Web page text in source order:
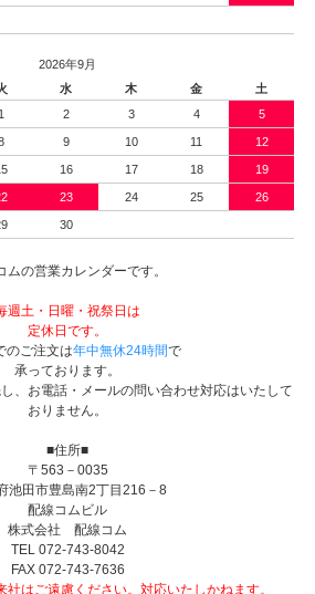
2026年9月
水 木 金
土
1
2 3 4 5
9 10 11 12
16 17 18 19
23 24 25 26
30
ムの営業カレンダーです。
週土・日曜・祝祭日は
定休日です。
のご注文は年中無休24時間で
承っております。
、お電話・メールの問い合わせ対応はいたして
おりません。
■住所■
〒563－0035
池田市豊島南2丁目216－8
配線コムビル
株式会社 配線コム
TEL 072-743-8042
FAX 072-743-7636
はご遠慮ください。対応いたしかねます。